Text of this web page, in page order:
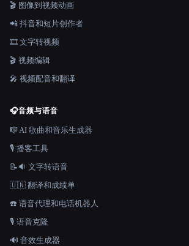
🎬 图像到视频动画
📲 抖音和短片创作者
🎞️ 文字转视频
🎬 视频编辑
🎤 视频配音和翻译
🎧音频与语音
🎼 AI 歌曲和音乐生成器
🎙️ 播客工具
📝🔉 文字转语音
🇺🇳 翻译和成绩单
☎️ 语音代理和电话机器人
🎙️ 语音克隆
🔊 音效生成器